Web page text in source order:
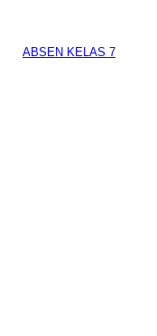
ABSEN KELAS 7